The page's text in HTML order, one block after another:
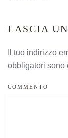
LASCIA
Il tuo indirizzo
obbligatori sono
COMMENTO